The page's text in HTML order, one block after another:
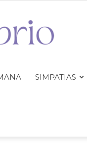
SIMPATIAS